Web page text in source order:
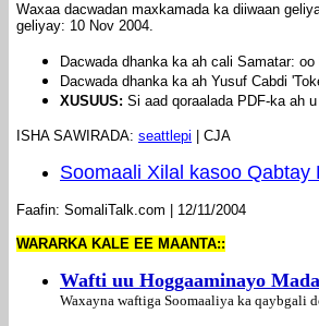
Waxaa dacwadan maxkamada ka diiwaan
geliyay: 10 Nov 2004.
Dacwada dhanka ka ah cali Samatar:
Dacwada dhanka ka ah Yusuf Cabdi
XUSUUS: Si aad qoraalada PDF-ka ah
ISHA SAWIRADA: seattlepi | CJA
Soomaali Xilal kasoo
Faafin: SomaliTalk.com | 12/11/2004
WARARKA KALE EE MAANTA::
Wafti uu Hoggaaminayo
Waxayna waftiga Soomaaliya ka qaybgali